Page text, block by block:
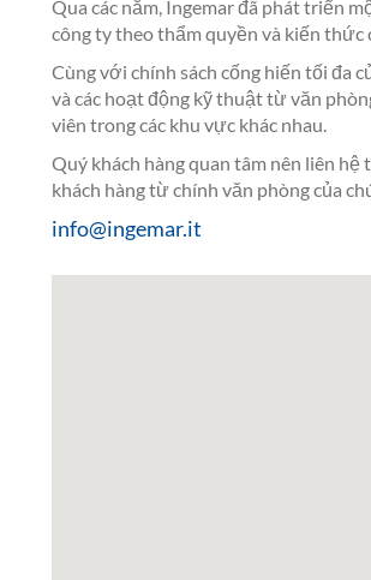
Qua các năm, Ingemar đã phát triển
công ty theo thẩm quyền và kiến thức
Cùng với chính sách cống hiến tối đa
và các hoạt động kỹ thuật từ văn
viên trong các khu vực khác nhau.
Quý khách hàng quan tâm nên liên
khách hàng từ chính văn phòng của
info@ingemar.it